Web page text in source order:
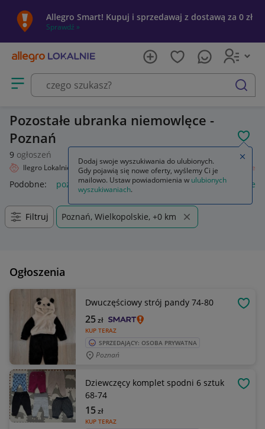
Allegro Smart! Kupuj i sprzedawaj z dostawą za 0 zł
Sprawdź »
Otwórz menu z kategoriami
szukaj
Pozostałe ubranka niemowlęce -
Poznań
9 ogłoszeń
Allegro Lokalnie Dziecko Odzież Odzież niemowlęca Pozostałe
Podobne: pozostałe łóżka pozostałe pozostałe miasta i
Filtruj Poznań, Wielkopolskie, +0 km
Ogłoszenia
Dwuczęściowy strój pandy 74-80
KUP TERAZ
25zł
SPRZEDAJĄCY: OSOBA PRYWATNA
Poznań
Dziewczęcy komplet spodni 6 sztuk
68-74
KUP TERAZ
15zł
Dodaj swoje wyszukiwania do ulubionych.
Gdy pojawią się nowe oferty, wyślemy Ci je
mailowo. Ustaw powiadomienia w ulubionych
wyszukiwaniach.